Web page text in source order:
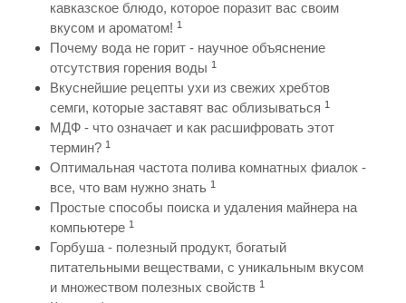
кавказское блюдо, которое поразит вас своим
вкусом и ароматом! 1
Почему вода не горит - научное объяснение
отсутствия горения воды 1
Вкуснейшие рецепты ухи из свежих хребтов
семги, которые заставят вас облизываться 1
МДФ - что означает и как расшифровать этот
термин? 1
Оптимальная частота полива комнатных фиалок -
все, что вам нужно знать 1
Простые способы поиска и удаления майнера на
компьютере 1
Горбуша - полезный продукт, богатый
питательными веществами, с уникальным вкусом
и множеством полезных свойств 1